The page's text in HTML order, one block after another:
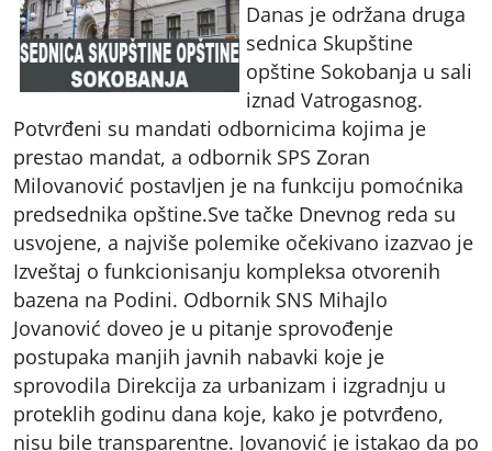
Danas je održana druga
sednica Skupštine
opštine Sokobanja u sali
iznad Vatrogasnog.
Potvrđeni su mandati odbornicima kojima je
prestao mandat, a odbornik SPS Zoran
Milovanović postavljen je na funkciju pomoćnika
predsednika opštine.Sve tačke Dnevnog reda su
usvojene, a najviše polemike očekivano izazvao je
Izveštaj o funkcionisanju kompleksa otvorenih
bazena na Podini. Odbornik SNS Mihajlo
Jovanović doveo je u pitanje sprovođenje
postupaka manjih javnih nabavki koje je
sprovodila Direkcija za urbanizam i izgradnju u
proteklih godinu dana koje, kako je potvrđeno,
nisu bile transparentne. Jovanović je istakao da po